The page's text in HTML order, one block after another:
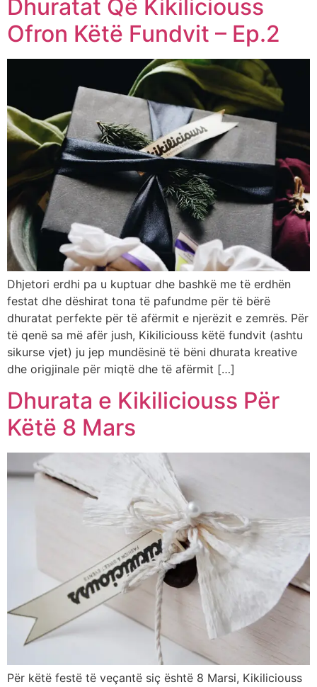
Dhuratat Që Kikiliciouss
Ofron Këtë Fundvit – Ep.2
Dhjetori erdhi pa u kuptuar dhe bashkë me të erdhën
festat dhe dëshirat tona të pafundme për të bërë
dhuratat perfekte për të afërmit e njerëzit e zemrës. Për
të qenë sa më afër jush, Kikiliciouss këtë fundvit (ashtu
sikurse vjet) ju jep mundësinë të bëni dhurata kreative
dhe origjinale për miqtë dhe të afërmit […]
Dhurata e Kikiliciouss Për
Këtë 8 Mars
Për këtë festë të veçantë siç është 8 Marsi, Kikiliciouss